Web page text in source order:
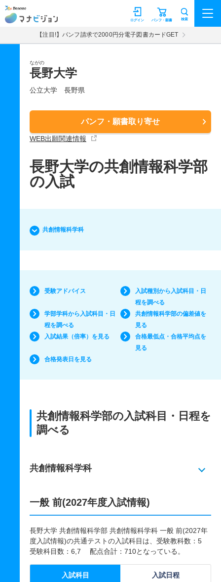
マナビジョン パンフ・願書
ログイン 検索
【注目!】パンフ請求で2000円分電子図書カードGET
ながの
長野大学
公立大学 長野県
パンフ・願書取り寄せ
WEB出願関連情報
長野大学の共創情報科学部
の入試
共創情報科学科
受験アドバイス
入試種別から入試科目・日
程を調べる
学部学科から入試科目・日
程を調べる
共創情報科学部の偏差値を
見る
入試結果（倍率）を見る
合格最低点・合格平均点を
見る
合格発表日を見る
共創情報科学部の入試科目・日程を
調べる
共創情報科学科
一般 前(2027年度入試情報)
長野大学 共創情報科学部 共創情報科学科 一般 前(2027年
度入試情報)の共通テストの入試科目は、受験教科数：5
受験科目数：6,7 配点合計：710となっている。
入試科目 入試日程